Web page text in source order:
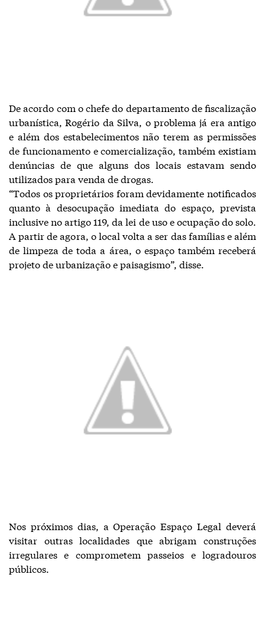
De acordo com o chefe do departamento de fiscalização
urbanística, Rogério da Silva, o problema já era antigo
e além dos estabelecimentos não terem as permissões
de funcionamento e comercialização, também existiam
denúncias de que alguns dos locais estavam sendo
utilizados para venda de drogas.
“Todos os proprietários foram devidamente notificados
quanto à desocupação imediata do espaço, prevista
inclusive no artigo 119, da lei de uso e ocupação do solo.
A partir de agora, o local volta a ser das famílias e além
de limpeza de toda a área, o espaço também receberá
projeto de urbanização e paisagismo”, disse.
Nos próximos dias, a Operação Espaço Legal deverá
visitar outras localidades que abrigam construções
irregulares e comprometem passeios e logradouros
públicos.